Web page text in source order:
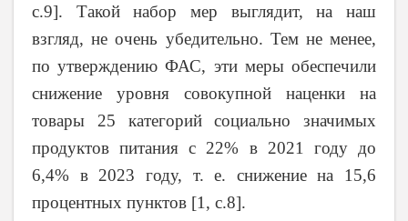
с.9]. Такой набор мер выглядит, на наш
взгляд, не очень убедительно. Тем не менее,
по утверждению ФАС, эти меры обеспечили
снижение уровня совокупной наценки на
товары 25 категорий социально значимых
продуктов питания с 22% в 2021 году до
6,4% в 2023 году, т. е. снижение на 15,6
процентных пунктов [1, с.8].